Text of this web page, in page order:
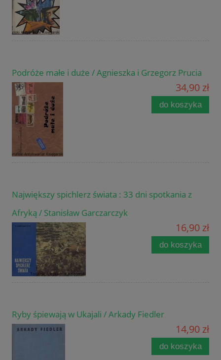
Podróże małe i duże / Agnieszka i Grzegorz Prucia
34,90 zł
do koszyka
Największy spichlerz świata : 33 dni spotkania z
Afryką / Stanisław Garczarczyk
16,90 zł
do koszyka
Ryby śpiewają w Ukajali / Arkady Fiedler
14,90 zł
do koszyka